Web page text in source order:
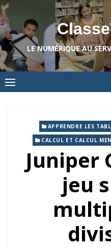
Skip
to
content
LE NUMÉRIQUE AU
APPRENDRE LES
CALCUL ET CALCUL
Juniper
jeu